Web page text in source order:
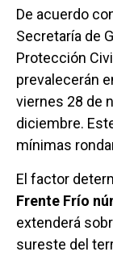
De acuerdo
Secretaría de
Protección
prevalecerán
viernes 28 de
diciembre.
mínimas
El factor
Frente Frío
extenderá
sureste del